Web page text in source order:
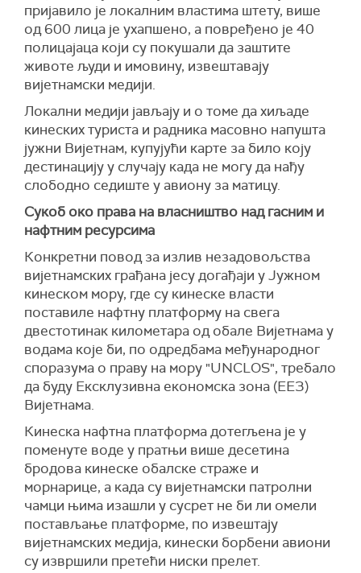
пријавило је локалним властима штету, више
од 600 лица је ухапшено, а повређено је 40
полицајаца који су покушали да заштите
животе људи и имовину, извештавају
вијетнамски медији.
Локални медији јављају и о томе да хиљаде
кинеских туриста и радника масовно напушта
јужни Вијетнам, купујући карте за било коју
дестинацију у случају када не могу да нађу
слободно седиште у авиону за матицу.
Сукоб око права на власништво над гасним и
нафтним ресурсима
Конкретни повод за излив незадовољства
вијетнамских грађана јесу догађаји у Јужном
кинеском мору, где су кинеске власти
поставиле нафтну платформу на свега
двестотинак километара од обале Вијетнама у
водама које би, по одредбама међународног
споразума о праву на мору "UNCLOS", требало
да буду Ексклузивна економска зона (ЕЕЗ)
Вијетнама.
Кинеска нафтна платформа дотегљена је у
поменуте воде у пратњи више десетина
бродова кинеске обалске страже и
морнарице, а када су вијетнамски патролни
чамци њима изашли у сусрет не би ли омели
постављање платформе, по извештају
вијетнамских медија, кинески борбени авиони
су извршили претећи ниски прелет.